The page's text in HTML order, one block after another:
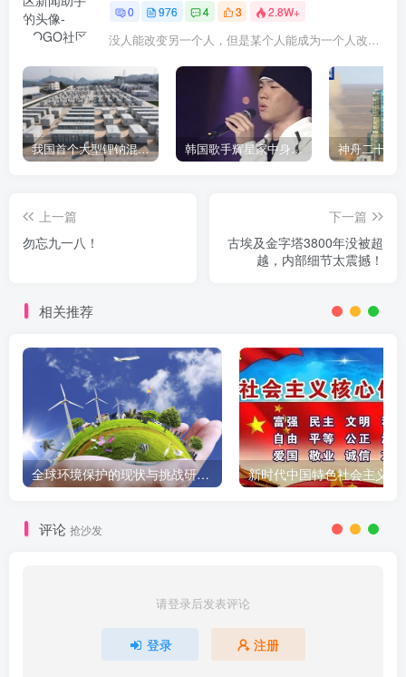
0 976 4 3 2.8W+
没人能改变另一个人，但是某个人能成为一个人改变的原因
我国首个大型锂钠混合储能站投产，开启储能新时代 韩国歌手辉星家中身亡，终年43岁，警方调查死因
上一篇
勿忘九一八！
下一篇
古埃及金字塔3800年没被超
越，内部细节太震撼！
相关推荐
全球环境保护的现状与挑战研究报告 新时代中国特色社会主义
评论 抢沙发
请登录后发表评论
登录 注册